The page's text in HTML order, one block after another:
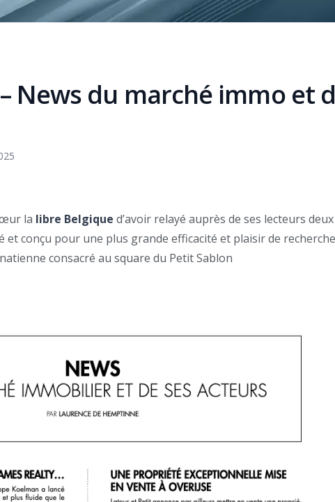
News du marché immo et
la libre Belgique d’avoir relayé auprès de ses lecteurs
et conçu pour une plus grande efficacité et plaisir de
consacré au square du Petit Sablon